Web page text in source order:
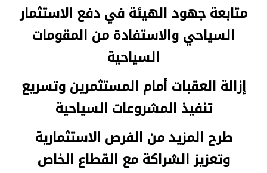
متابعة جهود الهيئة في دفع الاستثمار
السياحي والاستفادة من المقومات
السياحية
إزالة العقبات أمام المستثمرين وتسريع
تنفيذ المشروعات السياحية
طرح المزيد من الفرص الاستثمارية
وتعزيز الشراكة مع القطاع الخاص